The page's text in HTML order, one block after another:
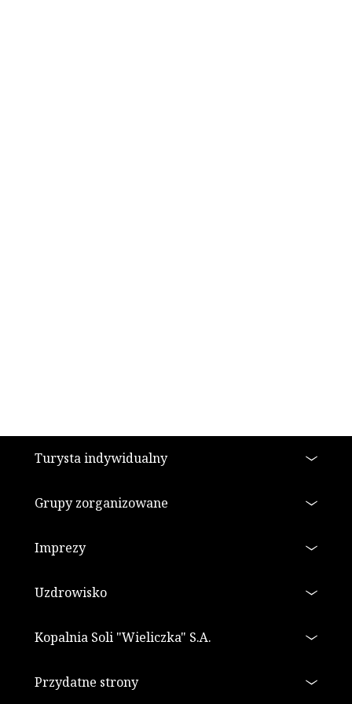
Stopka
Turysta indywidualny
Grupy zorganizowane
Imprezy
Uzdrowisko
Kopalnia Soli "Wieliczka" S.A.
Przydatne strony